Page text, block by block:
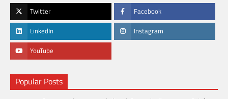
Twitter Facebook
LinkedIn Instagram
YouTube
Popular Posts